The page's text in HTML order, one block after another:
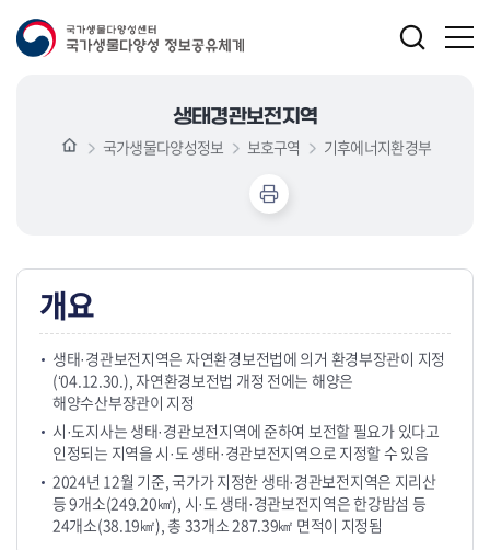
생태경관보전지역
국가생물다양성정보 보호구역 기후에너지환경부
개요
생태·경관보전지역은 자연환경보전법에 의거 환경부장관이 지정
(‘04.12.30.), 자연환경보전법 개정 전에는 해양은
해양수산부장관이 지정
시·도지사는 생태·경관보전지역에 준하여 보전할 필요가 있다고
인정되는 지역을 시·도 생태·경관보전지역으로 지정할 수 있음
2024년 12월 기준, 국가가 지정한 생태·경관보전지역은 지리산
등 9개소(249.20㎢), 시·도 생태·경관보전지역은 한강밤섬 등
24개소(38.19㎢), 총 33개소 287.39㎢ 면적이 지정됨